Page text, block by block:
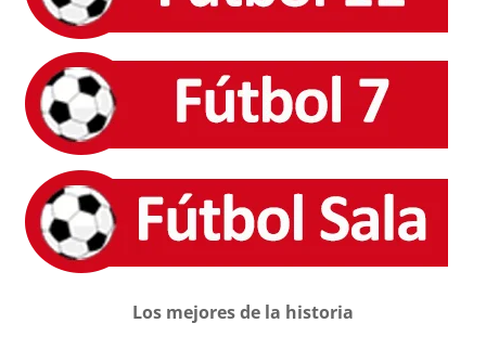
Los mejores de la historia